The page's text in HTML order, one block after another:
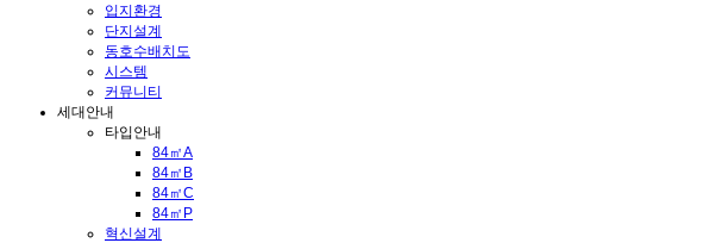
입지환경
단지설계
동호수배치도
시스템
커뮤니티
세대안내
타입안내
84㎡A
84㎡B
84㎡C
84㎡P
혁신설계